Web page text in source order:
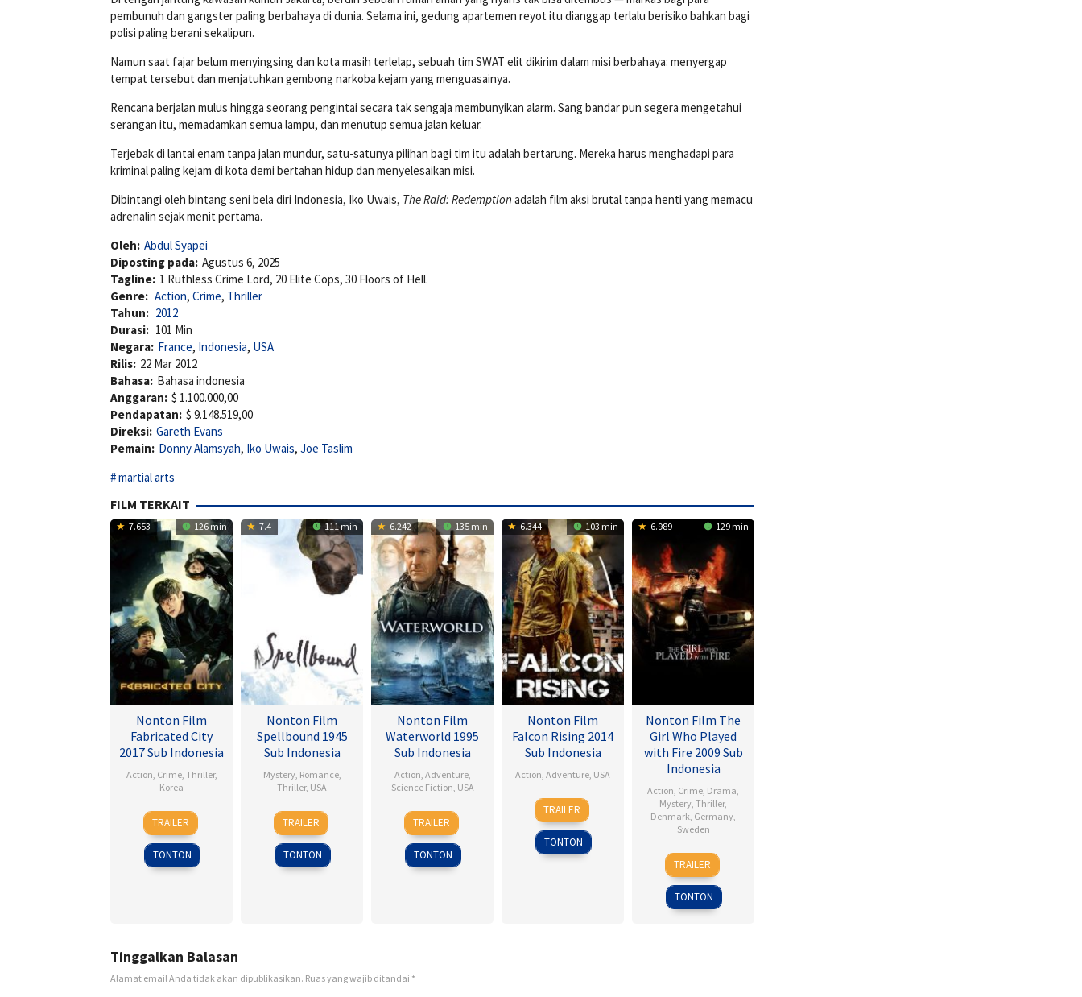
pembunuh dan gangster paling berbahaya di dunia. Selama ini, gedung apartemen reyot itu dianggap terlalu berisiko bahkan bagi
polisi paling berani sekalipun.
Namun saat fajar belum menyingsing dan kota masih terlelap, sebuah tim SWAT elit dikirim dalam misi berbahaya: menyergap
tempat tersebut dan menjatuhkan gembong narkoba kejam yang menguasainya.
Rencana berjalan mulus hingga seorang pengintai secara tak sengaja membunyikan alarm. Sang bandar pun segera mengetahui
serangan itu, memadamkan semua lampu, dan menutup semua jalan keluar.
Terjebak di lantai enam tanpa jalan mundur, satu-satunya pilihan bagi tim itu adalah bertarung. Mereka harus menghadapi para
kriminal paling kejam di kota demi bertahan hidup dan menyelesaikan misi.
Dibintangi oleh bintang seni bela diri Indonesia, Iko Uwais, The Raid: Redemption adalah film aksi brutal tanpa henti yang memacu
adrenalin sejak menit pertama.
Oleh: Abdul Syapei
Diposting pada: Agustus 6, 2025
Tagline: 1 Ruthless Crime Lord, 20 Elite Cops, 30 Floors of Hell.
Genre: Action, Crime, Thriller
Tahun: 2012
Durasi: 101 Min
Negara: France, Indonesia, USA
Rilis: 22 Mar 2012
Bahasa: Bahasa indonesia
Anggaran: $ 1.100.000,00
Pendapatan: $ 9.148.519,00
Direksi: Gareth Evans
Pemain: Donny Alamsyah, Iko Uwais, Joe Taslim
martial arts
FILM TERKAIT
7.653 126 min
Nonton Film
Fabricated City
2017 Sub Indonesia
Action Crime, Thriller,
Korea
9
Feb
2017
Lee
Hu-
bin
TRAILER
TONTON
7.4 111 min
Nonton Film
Spellbound 1945
Sub Indonesia
Mystery, Romance,
Thriller, USA
8
Nov
1945
Alfred
Hitchcock
TRAILER
TONTON
6.242 135 min
Nonton Film
Waterworld 1995
Sub Indonesia
Action Adventure,
Science Fiction USA
28
Jul
1995
Kevin
Reynolds
TRAILER
TONTON
6.344 103 min
Nonton Film
Falcon Rising 2014
Sub Indonesia
Action Adventure USA
5
Sep
2014
Ernie
Barbarash
TRAILER
TONTON
6.989 129 min
Nonton Film The
Girl Who Played
with Fire 2009 Sub
Indonesia
Action Crime Drama
Mystery Thriller,
Denmark Germany
Sweden
18
Sep
2009
Daniel
Alfredson
TRAILER
TONTON
Tinggalkan Balasan
Alamat email Anda tidak akan dipublikasikan. Ruas yang wajib ditandai *